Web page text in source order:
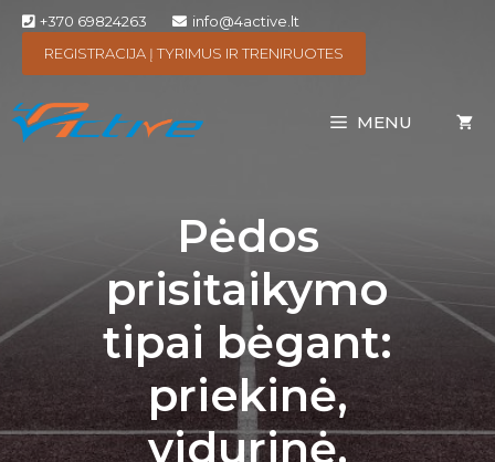
+370 69824263
info@4active.lt
REGISTRACIJA Į TYRIMUS IR TRENIRUOTES
MENU
Pėdos
prisitaikymo
tipai bėgant:
priekinė,
vidurinė,